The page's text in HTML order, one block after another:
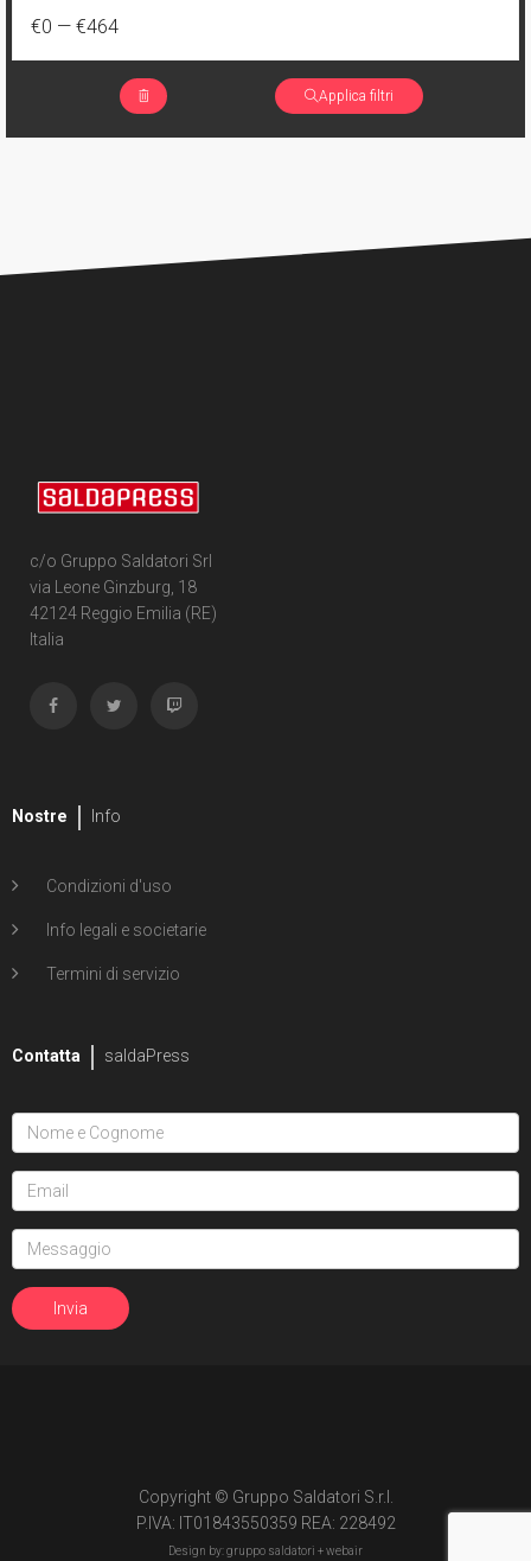
€0 — €464
Applica filtri
c/o Gruppo Saldatori Srl
via Leone Ginzburg, 18
42124 Reggio Emilia (RE)
Italia
Nostre Info
Condizioni d'uso
Info legali e societarie
Termini di servizio
Contatta saldaPress
Copyright © Gruppo Saldatori S.r.l.
P.IVA: IT01843550359 REA: 228492
Design by: gruppo saldatori +webair